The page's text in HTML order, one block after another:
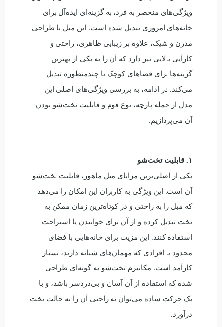
ویژگی‌های منحصر به فرد، به گزینه‌ای ایده‌آل برای
خانه‌های امروزی تبدیل شده است. این مبل با طراحی
مدرن و شیک، علاوه بر زیبایی ظاهری، راحتی و
کارآیی بالایی نیز دارد که آن را به یکی از بهترین
گزینه‌ها برای فضاهای کوچک یا چندمنظوره تبدیل
می‌کند. در ادامه، به بررسی ویژگی‌های اصلی این
مدل از جمله پارچه، نوع فوم و قابلیت تخت‌شو بودن
آن می‌پردازیم.
۱. قابلیت تخت‌شو
یکی از اصلی‌ترین مزایای مبل ماهور، قابلیت تخت‌شو
آن است. این ویژگی به کاربران این امکان را می‌دهد
که مبل را به راحتی و در کوتاه‌ترین زمان ممکن به
تخت تبدیل کرده و از آن برای خوابیدن یا استراحت
استفاده کنند. این مزیت برای خانه‌هایی با فضای
محدود یا افرادی که مهمان‌های شبانه دارند، بسیار
کارآمد است. مکانیزم تخت‌شو به گونه‌ای طراحی
شده که استفاده از آن آسان و بی‌دردسر باشد، و با
یک حرکت ساده می‌توان به راحتی آن را به حالت تخت
درآورد.